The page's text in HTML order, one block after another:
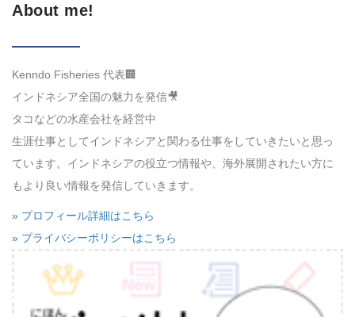
About me!
Kenndo Fisheries 代表🏢
インドネシア全国の魅力を発信🎥
タコなどの水産会社を経営中
生涯仕事としてインドネシアと関わる仕事をしていきたいと思っ
ています。インドネシアの役立つ情報や、海外展開されたい方に
もより良い情報を発信していきます。
» プロフィール詳細はこちら
» プライバシーポリシーはこちら